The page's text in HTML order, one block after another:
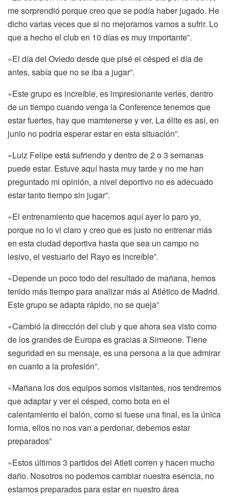
me sorprendió porque creo que se podía haber jugado. He
dicho varias veces que si no mejoramos vamos a sufrir. Lo
que a hecho el club en 10 días es muy importante”.
«El día del Oviedo desde que pisé el césped el día de
antes, sabía que no se iba a jugar”.
«Este grupo es increíble, es impresionante verles, dentro
de un tiempo cuando venga la Conference tenemos que
estar fuertes, hay que mamtenerse y ver. La élite es así, en
junio no podría esperar estar en esta situación”.
«Luiz Felipe está sufriendo y dentro de 2 o 3 semanas
puede estar. Estuve aquí hasta muy tarde y no me han
preguntado mi opinión, a nivel deportivo no es adecuado
estar tanto tiempo sin jugar”.
«El entrenamiento que hacemos aquí ayer lo paro yo,
porque no lo vi claro y creo que es justo no entrenar más
en esta ciudad deportiva hasta que sea un campo no
lesivo, el vestuario del Rayo es increíble”.
«Depende un poco todo del resultado de mañana, hemos
tenido más tiempo para analizar más al Atlético de Madrid.
Este grupo se adapta rápido, no se queja”
«Cambió la dirección del club y que ahora sea visto como
de los grandes de Europa es gracias a Simeone. Tiene
seguridad en su mensaje, es una persona a la que admirar
en cuanto a la profesión”.
«Mañana los dos equipos somos visitantes, nos tendremos
que adaptar y ver el césped, como bota en el
calentamiento el balón, como si fuese una final, es la única
forma, ellos no nos van a perdonar, debemos estar
preparados”
«Estos últimos 3 partidos del Atleti corren y hacen mucho
daño. Nosotros no podemos cambiar nuestra esencia, no
estamos preparados para estar en nuestro área